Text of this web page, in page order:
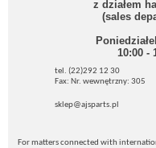
z działem
(sales
10:00 -
tel. (22)292 12 30
Fax: Nr. wewnętrzny: 305
sklep@ajsparts.pl
For matters connected with